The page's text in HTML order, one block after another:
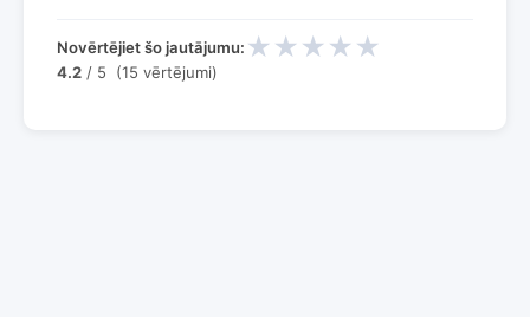
Novērtējiet šo jautājumu: ★ ★ ★ ★ ★
4.2 / 5 (15 vērtējumi)